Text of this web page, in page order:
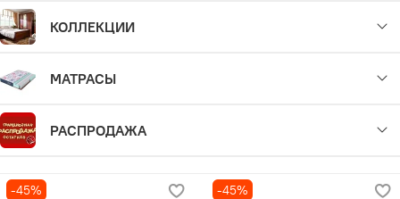
КОЛЛЕКЦИИ
МАТРАСЫ
РАСПРОДАЖА
-45% -45%